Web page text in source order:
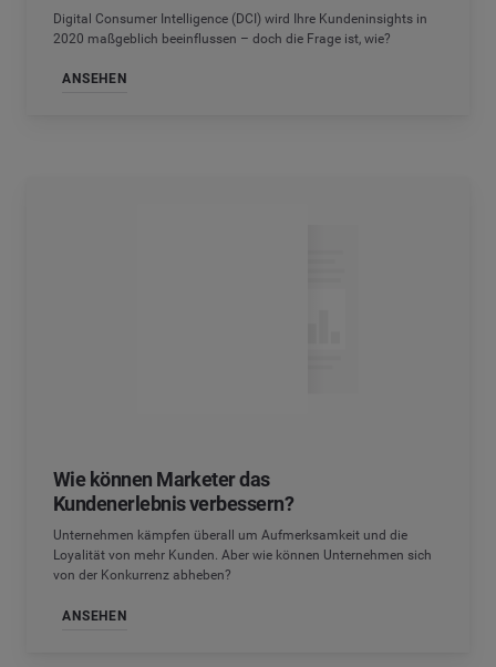
Digital Consumer Intelligence (DCI) wird Ihre Kundeninsights in
2020 maßgeblich beeinflussen – doch die Frage ist, wie?
ANSEHEN
Wie können Marketer das
Kundenerlebnis verbessern?
Unternehmen kämpfen überall um Aufmerksamkeit und die
Loyalität von mehr Kunden. Aber wie können Unternehmen sich
von der Konkurrenz abheben?
ANSEHEN